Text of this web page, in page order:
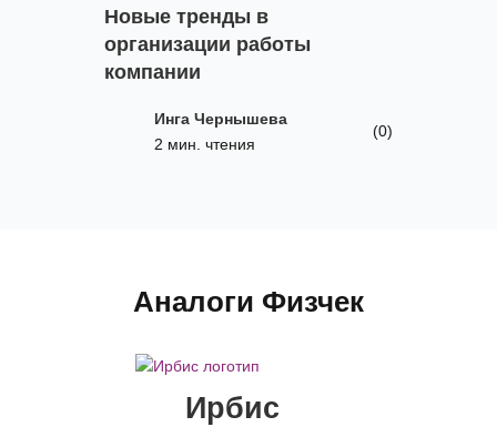
Новые тренды в
организации работы
компании
Инга Чернышева
2 мин. чтения
(0)
Аналоги Физчек
Ирбис